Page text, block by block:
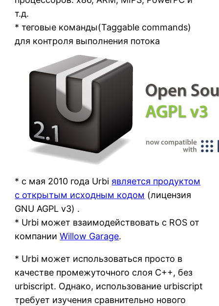
т.д.
* теговые команды(Taggable commands)
для контроля выполнения потока
* с мая 2010 года Urbi является продуктом
с открытым исходным кодом (лицензия
GNU AGPL v3) .
* Urbi может взаимодействовать с ROS от
компанииWillow Garage.
* Urbi может использоваться просто в
качестве промежуточного слоя C++, без
urbiscript. Однако, использование urbiscript
требует изучения сравнительно нового